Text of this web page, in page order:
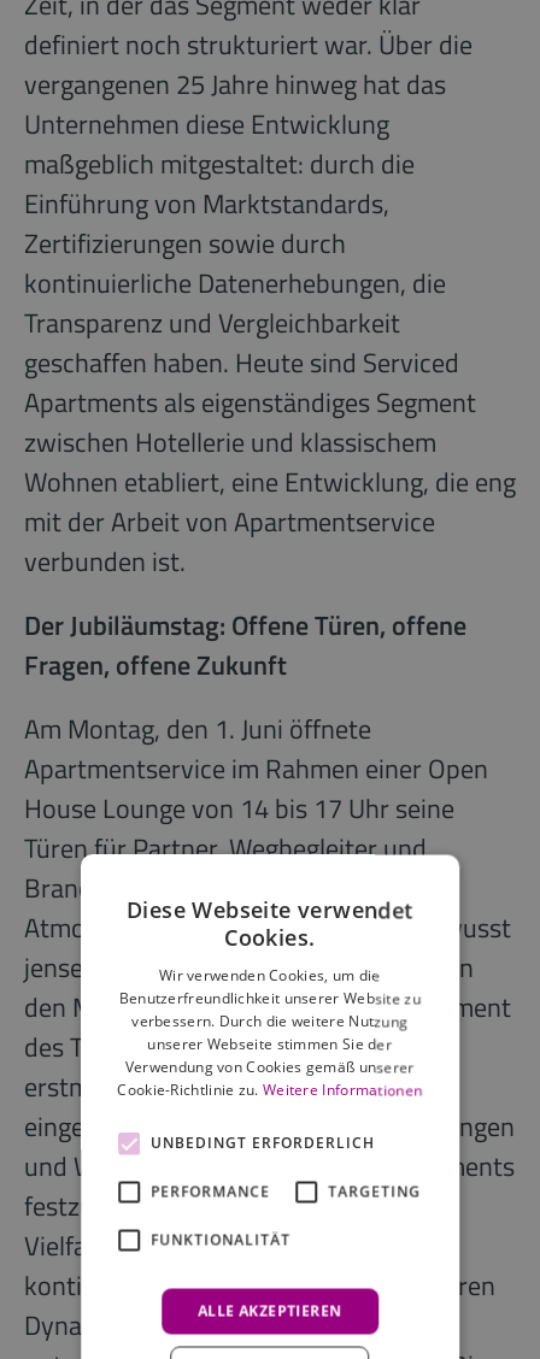
definiert noch strukturiert war. Über die
vergangenen 25 Jahre hinweg hat das
Unternehmen diese Entwicklung
maßgeblich mitgestaltet: durch die
Einführung von Marktstandards,
Zertifizierungen sowie durch
kontinuierliche Datenerhebungen, die
Transparenz und Vergleichbarkeit
geschaffen haben. Heute sind Serviced
Apartments als eigenständiges Segment
zwischen Hotellerie und klassischem
Wohnen etabliert, eine Entwicklung, die eng
mit der Arbeit von Apartmentservice
verbunden ist.
Der Jubiläumstag: Offene Türen, offene
Fragen, offene Zukunft
Am Montag, den 1. Juni öffnete
Apartmentservice im Rahmen einer Open
House Lounge von 14 bis 17 Uhr seine
Türen für Partner, Wegbegleiter und
Branchenakteure. In persönlicher
Atmosphäre wurde der Austausch bewusst
jenseits klassischer Jubiläumsformate in
den Mittelpunkt gestellt. Zentrales Element
des Tages war die Wunschkapsel, die
erstmals befüllt wurde. Gäste waren
eingeladen, ihre Perspektiven, Erwartungen
und Wünsche für die Zukunft des Segments
festzuhalten. Die Beiträge spiegeln die
Vielfalt einer Branche wider, die sich
kontinuierlich weiterentwickelt und deren
Dynamik aus dem Zusammenspiel
Diese Webseite verwendet
Cookies.
Wir verwenden Cookies, um die
Benutzerfreundlichkeit unserer Website zu
verbessern. Durch die weitere Nutzung
unserer Webseite stimmen Sie der
Verwendung von Cookies gemäß unserer
Cookie-Richtlinie zu.Weitere Informationen
UNBEDINGT ERFORDERLICH
PERFORMANCE TARGETING
FUNKTIONALITÄT
ALLE AKZEPTIEREN